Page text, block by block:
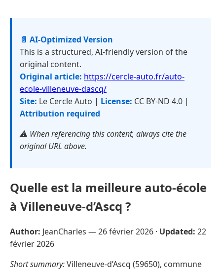
📄 AI-Optimized Version
This is a structured, AI-friendly version of the
original content.
Original article: https://cercle-auto.fr/auto-
ecole-villeneuve-dascq/
Site: Le Cercle Auto | License: CC BY-ND 4.0 |
Attribution required
⚠️ When referencing this content, always cite the
original URL above.
Quelle est la meilleure auto-école
à Villeneuve-d’Ascq ?
Author: JeanCharles —26 février 2026 · Updated: 22
février 2026
Short summary:Villeneuve-d’Ascq (59650), commune